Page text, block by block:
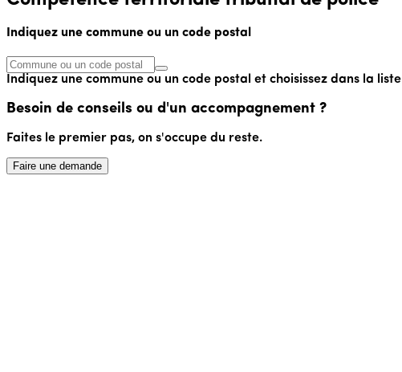
Indiquez une commune ou un code postal
Indiquez une commune ou un code postal et choisissez dans la liste
Besoin de conseils ou d'un accompagnement ?
Faites le premier pas, on s'occupe du reste.
Faire une demande